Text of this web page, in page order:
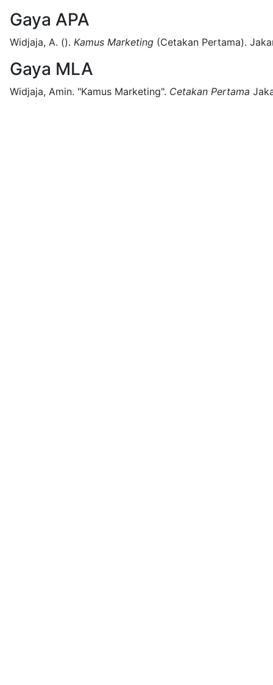
Gaya APA
Widjaja, A. (). Kamus Marketing (Cetakan Pertama).
Gaya MLA
Widjaja, Amin. "Kamus Marketing". Cetakan Pertama